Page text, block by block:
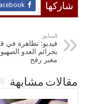
شاركها
السابق
فيديو: تظاهرة في
بجرائم العدو
معبر رفح
مقالات مشابهة